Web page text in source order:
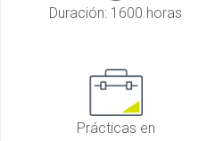
Duración: 1600 horas
Prácticas en